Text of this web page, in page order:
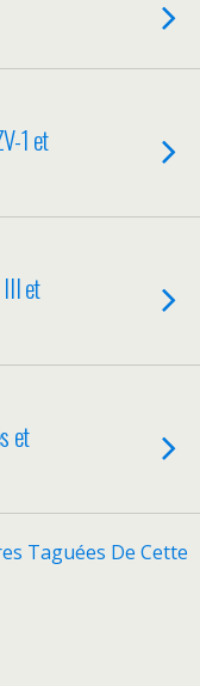
1 et
III et
et
Taguées De Cette